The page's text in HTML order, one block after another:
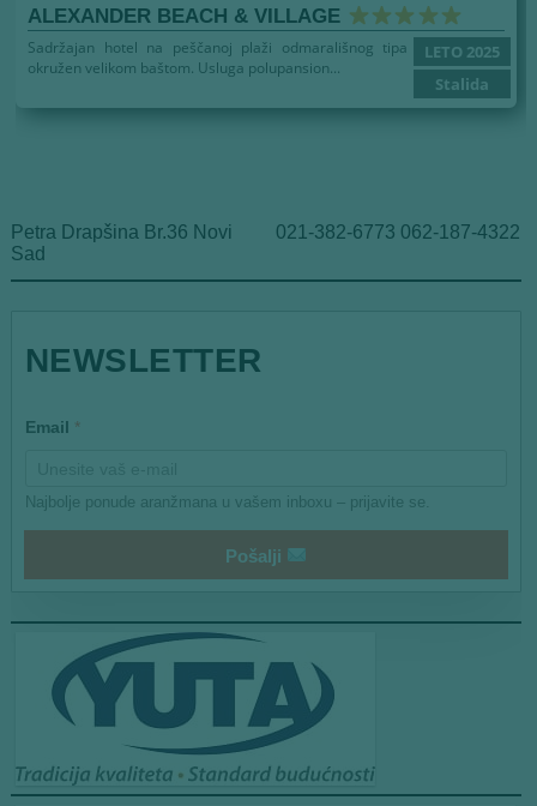
ALEXANDER BEACH & VILLAGE
LETO 2025
Stalida
Sadržajan hotel na peščanoj plaži odmarališnog tipa
okružen velikom baštom. Usluga polupansion...
Petra Drapšina Br.36 Novi
Sad
021-382-6773 062-187-4322
NEWSLETTER
m
l
*
E
Email *
Najbolje ponude aranžmana u vašem inboxu – prijavite se.
Pošalji